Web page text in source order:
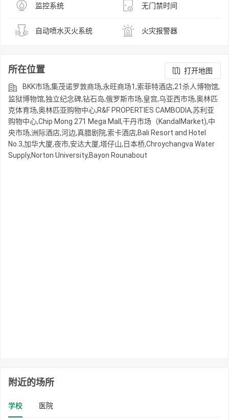
监控系统 无门禁时间
自动喷水灭火系统 火灾报警器
所在位置
打开地图
BKK市场,集茂诺罗敦商场,永旺商场1,索菲特酒店,21杀人博物馆,
监狱博物馆,独立纪念碑,钻石岛,俄罗斯市场,皇宫,乌亚西市场,奥林匹
克体育场,奥林匹亚购物中心,R&F PROPERTIES CAMBODIA,苏利亚
购物中心,Chip Mong 271 Mega Mall,干丹市场（KandalMarket),中
央市场,洲际酒店,河边,真腊剧院,索卡酒店,Bali Resort and Hotel
No.3,加华大厦,夜市,安达大厦,塔仔山,日本桥,Chroychangva Water
Supply,Norton University,Bayon Rounabout
附近的场所
学校 医院